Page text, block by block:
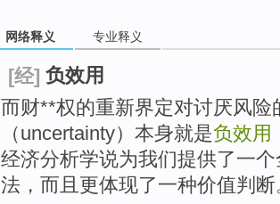
网络释义 专业释义
[经] 负效用
而财**权的重新界定对讨厌风险
（uncertainty）本身就是负效用
经济分析学说为我们提供了一
法，而且更体现了一种价值判断